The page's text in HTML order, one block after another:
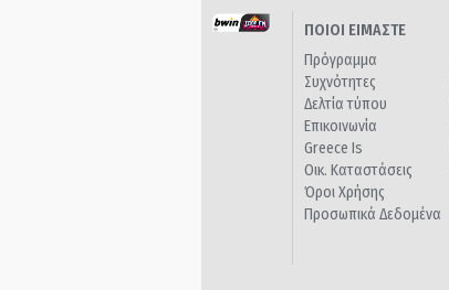
ΠΟΙΟΙ ΕΙΜΑΣΤΕ
Πρόγραμμα
Συχνότητες
Δελτία τύπου
Επικοινωνία
Greece Is
Οικ. Καταστάσεις
Όροι Χρήσης
Προσωπικά Δεδομένα